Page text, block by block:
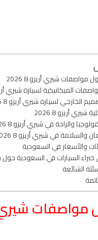
مواصفات شيري أريزو 8 2026
الميكانيكية لسيارة شيري أريزو
الخارجي لسيارة شيري أريزو 8 2026
شيري أريزو 8 2026
والراحة في شيري أريزو 8 2026
والسلامة في شيري أريزو 8 2026
والأسعار في السعودية
خبراء السيارات في السعودية حول
الشائعة
شيري